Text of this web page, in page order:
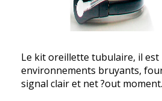
Le kit oreillette tubulaire, il est
environnements bruyants,
signal clair et net ?out moment.